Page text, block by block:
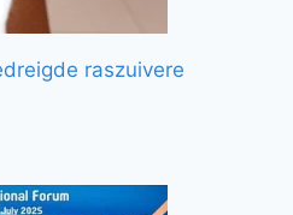
raszuivere